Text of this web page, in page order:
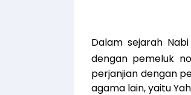
Dalam sejarah
dengan pemeluk
perjanjian dengan
agama lain, yaitu